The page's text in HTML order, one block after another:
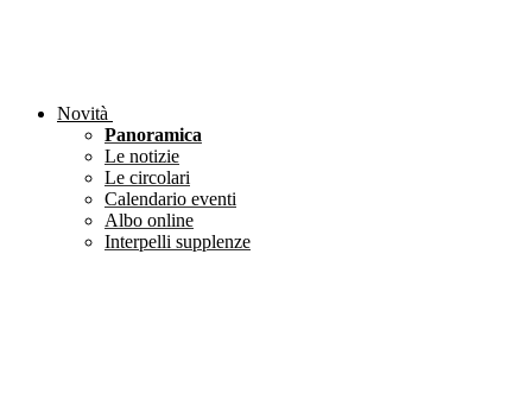
Novità
Panoramica
Le notizie
Le circolari
Calendario eventi
Albo online
Interpelli supplenze